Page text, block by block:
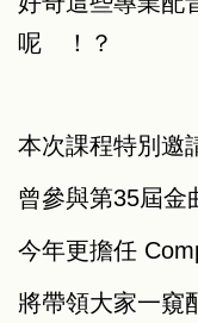
呢 ！？
本次課程特別邀
曾參與第35屆
今年更擔任
將帶領大家一